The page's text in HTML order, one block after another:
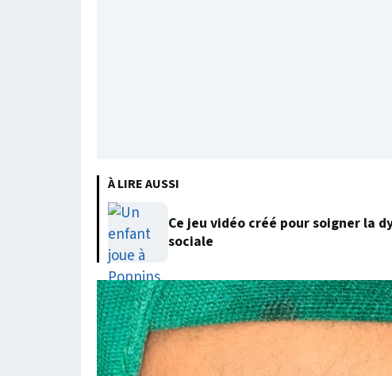
À LIRE AUSSI
Ce jeu vidéo créé pour soigner la
sociale